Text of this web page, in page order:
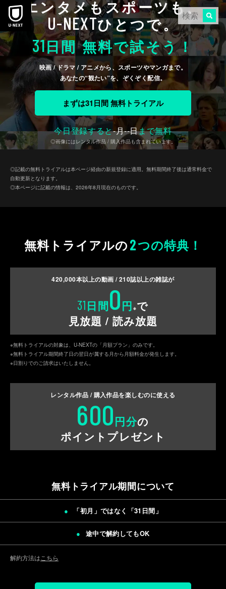
本文へスキップエンタメもスポーツも、
U-NEXTひとつで。
31日間 無料で試そう！
映画 / ドラマ / アニメから、スポーツやマンガまで。
あなたの“観たい”を、ぞくぞく配信。
まずは31日間 無料トライアル
今日登録すると-月--日まで無料
◎画像にはレンタル作品 / 購入作品も含まれています。
◎記載の無料トライアルは本ページ経由の新規登録に適用。無料期間終了後は通常料金で
自動更新となります。
◎本ページに記載の情報は、2026年8月現在のものです。
無料トライアルの2つの特典！
420,000本以上の動画 /210誌以上の雑誌が
31日間0円 ※で
見放題 / 読み放題
※無料トライアルの対象は、U-NEXTの「月額プラン」のみです。
※無料トライアル期間終了日の翌日が属する月から月額料金が発生します。
※日割りでのご請求はいたしません。
レンタル作品 / 購入作品を楽しむのに使える
600円分の
ポイントプレゼント
無料トライアル期間について
「初月」ではなく「31日間 」
途中で解約してもOK
解約方法は こちら